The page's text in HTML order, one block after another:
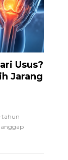
Usus?
Jarang
tahun